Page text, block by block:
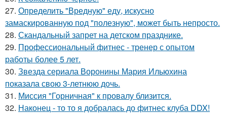
27. Определить "Вредную" еду, искусно
замаскированную под "полезную", может быть непросто.
28. Скандальный запрет на детском празднике.
29. Профессиональный фитнес - тренер с опытом
работы более 5 лет.
30. Звезда сериала Воронины Мария Ильюхина
показала свою 3-летнюю дочь.
31. Миссия "Горничная" к провалу близится.
32. Наконец - то то я добралась до фитнес клуба DDX!